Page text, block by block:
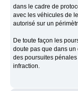
dans le cadre de
avec les véhicules de
autorisé sur un
De toute façon les
doute pas que dans
des poursuites
infraction.